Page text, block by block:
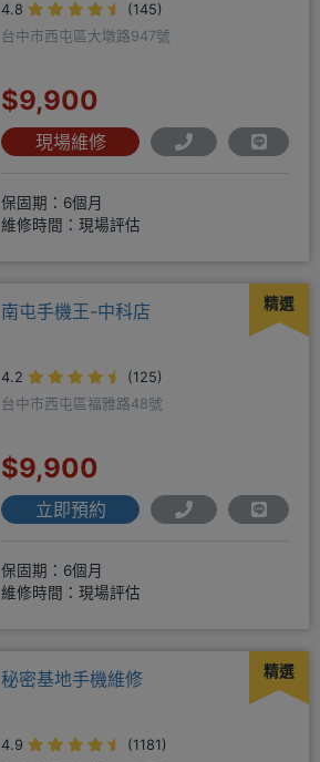
4.8
(145)
台中市西屯區大墩路947號
$9,900
現場維修
保固期：6個月
維修時間：現場評估
精選
南屯手機王-中科店
4.2
(125)
台中市西屯區福雅路48號
$9,900
立即預約
保固期：6個月
維修時間：現場評估
精選
秘密基地手機維修
4.9
(1181)